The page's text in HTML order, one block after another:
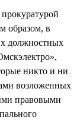
образом, в
должностных
никто и ни
возложенных
правовыми